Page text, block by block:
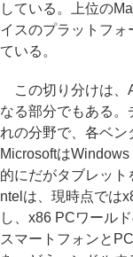
している。上位の
イスのプラットフ
ている。
この切り分けは、
なる部分でもある
れの分野で、各ベン
Microsoftは
的にだがタブレット
ntelは、現時点では
し、x86 PCワール
スマートフォンと